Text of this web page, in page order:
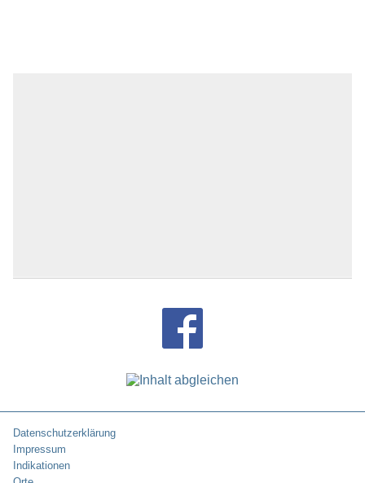
Datenschutzerklärung
Impressum
Indikationen